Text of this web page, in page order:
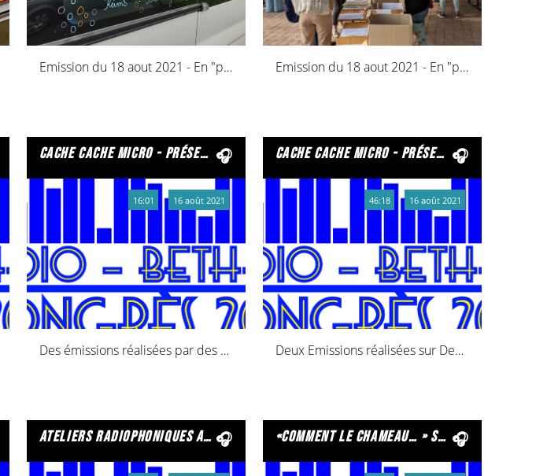
Emission du 18 aout 2021 - En "presque" direct du Congrès de l'ICEM Emission du 18 aout 2021 - En "presque" direct du Congrès de l'ICEM
cache cache micro - présentée par les écoliers du toulois – declic fm
Des émissions réalisées par des élèves d’écoles maternelles !
16:01 16 août 2021
cache cache micro - présentée par les écoliers du toulois – declic fm
Deux Emissions réalisées sur Declic FM à l’occasion de la semaine de la presse à l’école
46:18 16 août 2021
ateliers radiophoniques avec la crèche… avec des petits journalistes de 1 à 3ans… «comment le chameau… » suivi de «pourquoi la mer… »